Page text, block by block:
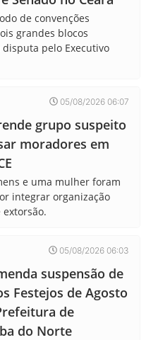
de convenções
grandes blocos
pelo Executivo
05/08/2026 06:07
grupo suspeito
moradores em
e uma mulher foram
integrar organização
05/08/2026 06:03
suspensão de
Festejos de Agosto
de
do Norte